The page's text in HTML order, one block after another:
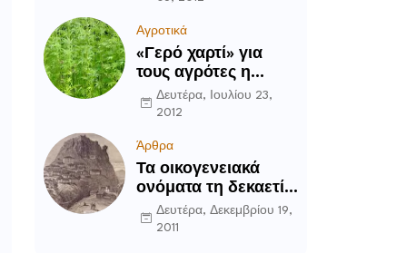
Αγροτικά
«Γερό χαρτί» για
τους αγρότες η
καλλιέργεια του
κενάφ
Δευτέρα, Ιουλίου 23,
2012
Άρθρα
Τα οικογενειακά
ονόματα τη δεκαετία
του ’90 στην
Περιοχή Δομοκού
Δευτέρα, Δεκεμβρίου 19,
2011